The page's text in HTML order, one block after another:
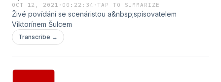
OCT 12, 2021 · 00:22:34 ·TAP TO SUMMARIZE
Živé povídání se scenáristou a&nbsp;spisovatelem
Viktorínem Šulcem
Transcribe →